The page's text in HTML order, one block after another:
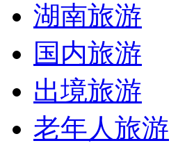
湖南旅游
国内旅游
出境旅游
老年人旅游